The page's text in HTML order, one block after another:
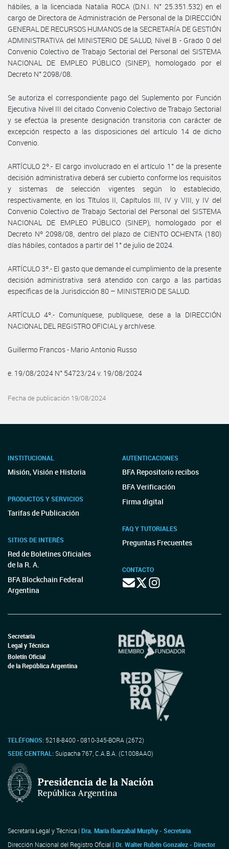
hábiles, a la licenciada Natalia ROCA (D.N.I. N° 25.351.532) en el
cargo de Directora de Administración de Personal de la DIRECCIÓN
GENERAL DE RECURSOS HUMANOS de la SECRETARÍA DE GESTIÓN
ADMINISTRATIVA del MINISTERIO DE SALUD, Nivel B - Grado 0 del
Convenio Colectivo de Trabajo Sectorial del Personal del SISTEMA
NACIONAL DE EMPLEO PÚBLICO (SINEP), homologado por el
Decreto N° 2098/08.
Se autoriza el correspondiente pago del Suplemento por Función
Ejecutiva Nivel III del citado Convenio Colectivo de Trabajo Sectorial
y se efectúa la presente designación transitoria con carácter de
excepción respecto a las disposiciones del artículo 14 de dicho
Convenio.
ARTÍCULO 2º.- El cargo involucrado en el artículo 1° de la presente
decisión administrativa deberá ser cubierto conforme los requisitos
y sistemas de selección vigentes según lo establecido,
respectivamente, en los Títulos II, Capítulos III, IV y VIII, y IV del
Convenio Colectivo de Trabajo Sectorial del Personal del SISTEMA
NACIONAL DE EMPLEO PÚBLICO (SINEP), homologado por el
Decreto Nº 2098/08, dentro del plazo de CIENTO OCHENTA (180)
días hábiles, contados a partir del 1° de julio de 2024.
ARTÍCULO 3º.- El gasto que demande el cumplimiento de la presente
decisión administrativa será atendido con cargo a las partidas
específicas de la Jurisdicción 80 – MINISTERIO DE SALUD.
ARTÍCULO 4º.- Comuníquese, publíquese, dese a la DIRECCIÓN
NACIONAL DEL REGISTRO OFICIAL y archívese.
Guillermo Francos - Mario Antonio Russo
e. 19/08/2024 N° 54723/24 v. 19/08/2024
Fecha de publicación 19/08/2024
INSTITUCIONAL
Misión, Visión e Historia
PRODUCTOS Y SERVICIOS
Tarifas de Publicación
SITIOS DE INTERÉS
Red de Boletines Oficiales
de la R. A.
BFA Blockchain Federal
Argentina
AUTENTICACIONES
BFA Repositorio recibos
BFA Verificación
Firma digital
FAQ Y TUTORIALES
Preguntas Frecuentes
CONTACTO
Secretaría
Legal y Técnica
Boletín Oficial
de la República Argentina
TELÉFONOS: 5218-8400 - 0810-345-BORA (2672)
SEDE CENTRAL:Suipacha 767, C.A.B.A. (C1008AAO)
Secretaría Legal y Técnica | Dra. María Ibarzabal Murphy - Secretaria
Dirección Nacional del Registro Oficial | Dr. Walter Rubén Gonzalez - Director